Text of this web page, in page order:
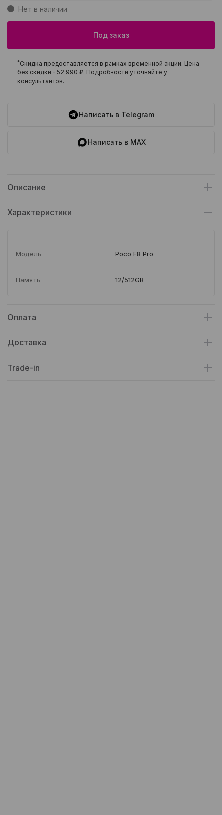
Нет в наличии
Под заказ
*Скидка предоставляется в рамках временной акции. Цена
без скидки - 52 990 ₽. Подробности уточняйте у
консультантов.
Написать в Telegram
Написать в MAX
Описание
Характеристики
Модель Poco F8 Pro
Память 12/512GB
Оплата
Доставка
Trade-in